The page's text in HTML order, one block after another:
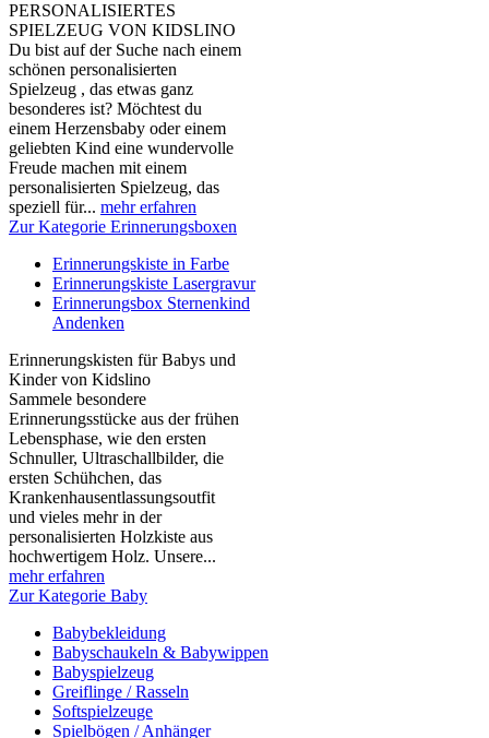
PERSONALISIERTES
SPIELZEUG VON KIDSLINO
Du bist auf der Suche nach einem
schönen personalisierten
Spielzeug , das etwas ganz
besonderes ist? Möchtest du
einem Herzensbaby oder einem
geliebten Kind eine wundervolle
Freude machen mit einem
personalisierten Spielzeug, das
speziell für... mehr erfahren
Zur Kategorie Erinnerungsboxen
Erinnerungskiste in Farbe
Erinnerungskiste Lasergravur
Erinnerungsbox Sternenkind
Andenken
Erinnerungskisten für Babys und
Kinder von Kidslino
Sammele besondere
Erinnerungsstücke aus der frühen
Lebensphase, wie den ersten
Schnuller, Ultraschallbilder, die
ersten Schühchen, das
Krankenhausentlassungsoutfit
und vieles mehr in der
personalisierten Holzkiste aus
hochwertigem Holz. Unsere...
mehr erfahren
Zur Kategorie Baby
Babybekleidung
Babyschaukeln & Babywippen
Babyspielzeug
Greiflinge / Rasseln
Softspielzeuge
Spielbögen / Anhänger